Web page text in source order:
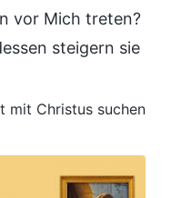
vor Mich treten?
steigern sie
mit Christus suchen